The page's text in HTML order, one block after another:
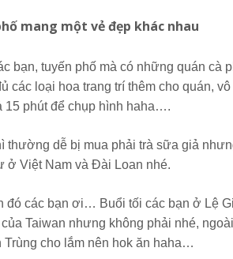
mang một vẻ đẹp khác nhau
bạn, tuyến phố mà có những quán cà
các loại hoa trang trí thêm cho quán,
15 phút để chụp hình haha….
thường dễ bị mua phải trà sữa giả
ở Việt Nam và Đài Loan nhé.
đó các bạn ơi… Buổi tối các bạn ở Lệ
Taiwan nhưng không phải nhé,
cho lắm nên hok ăn haha…